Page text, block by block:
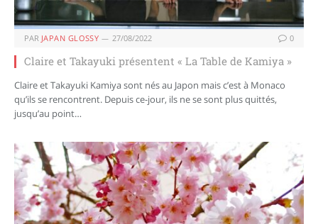
PAR JAPAN GLOSSY 27/08/2022 0
Claire et Takayuki présentent « La Table de Kamiya »
Claire et Takayuki Kamiya sont nés au Japon mais c’est à Monaco
qu’ils se rencontrent. Depuis ce-jour, ils ne se sont plus quittés,
jusqu’au point…